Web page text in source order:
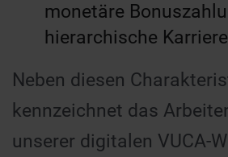
monetäre
hierarchische
Neben diesen
kennzeichnet das
unserer digitalen VUCA-